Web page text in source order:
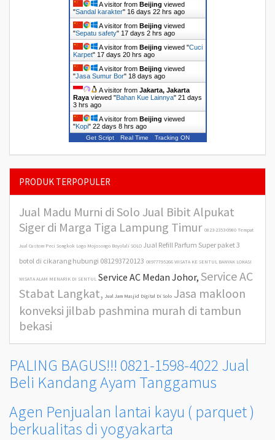
A visitor from Beijing viewed
"Sandal karakter" 16 days 22 hrs ago
A visitor from Beijing viewed
"Sepatu safety" 17 days 2 hrs ago
A visitor from Beijing viewed "Cuci
Karpet" 17 days 20 hrs ago
A visitor from Beijing viewed
"Jasa Sumur Bor" 18 days ago
A visitor from Jakarta, Jakarta
Rayaviewed "Bahan Kue Lainnya" 21 days
3 hrs ago
A visitor from Beijing viewed
"Kopi" 22 days 8 hrs ago
Get Script Real Time Tracking ON
PRODUK TERPOPULER
Jual Madu Murni di Solo Jual Bibit Alpukat
Siger di Marga Tiga Lampung Timur 0823-2353-0980 Tempat
Jual Custom Peci Songkok Logo Mojosongo Boyolali SOLO Jual Refill Parfum Super paket 3
botol di cikarang hubungi 081293720123 08977795266 WISATA KE SENTUL BANYAK LOKASI
WISATA ALAM MENARIK DI SENTUL Service AC Medan Johor, Service AC
Stabat Langkat, Jual Jam Masjid Digital Di Solo Jasa makloon
konveksi jilbab pashmina murah di tambun
bekasi
PALING BAGUS!!! 0821-1598-4022 Jual
Beli Kandang Ayam Tanggamus
Agen Penjualan lantai kayu ( parquet )
berkualitas di yogyakarta